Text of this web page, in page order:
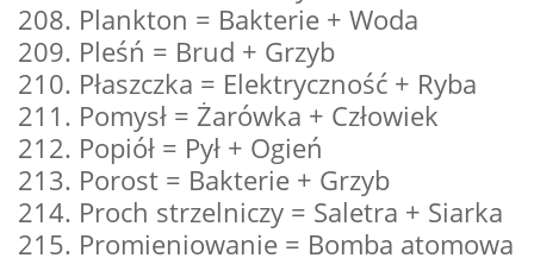
208. Plankton = Bakterie + Woda
209. Pleśń = Brud + Grzyb
210. Płaszczka = Elektryczność + Ryba
211. Pomysł = Żarówka + Człowiek
212. Popiół = Pył + Ogień
213. Porost = Bakterie + Grzyb
214. Proch strzelniczy = Saletra + Siarka
215. Promieniowanie = Bomba atomowa